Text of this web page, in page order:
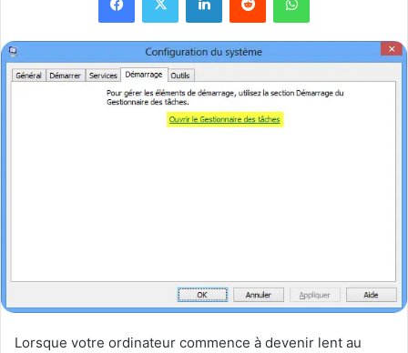
Lorsque votre ordinateur commence à devenir lent au